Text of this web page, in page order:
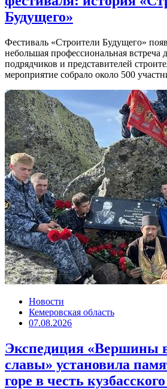
Будущего»
Фестиваль «Строители Будущего»
небольшая профессиональная встреча
подрядчиков и представителей
мероприятие собрало около 500
Новости
Кемеровская область
07.08.2026
Экспедиция «Вершины
славы» установила
горе в честь